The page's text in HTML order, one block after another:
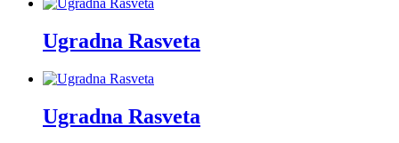
Ugradna Rasveta
Ugradna Rasveta